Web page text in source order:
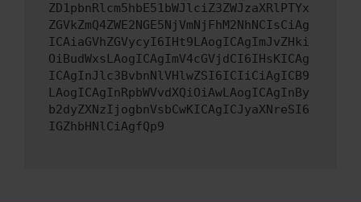
ZD1pbnRlcm5hbE51bWJlciZ3ZWJzaXRlPTYx
ZGVkZmQ4ZWE2NGE5NjVmNjFhM2NhNCIsCiAg
ICAiaGVhZGVycyI6IHt9LAogICAgImJvZHki
OiBudWxsLAogICAgImV4cGVjdCI6IHsKICAg
ICAgInJlc3BvbnNlVHlwZSI6ICIiCiAgICB9
LAogICAgInRpbWVvdXQiOiAwLAogICAgInBy
b2dyZXNzIjogbnVsbCwKICAgICJyaXNreSI6
IGZhbHNlCiAgfQp9